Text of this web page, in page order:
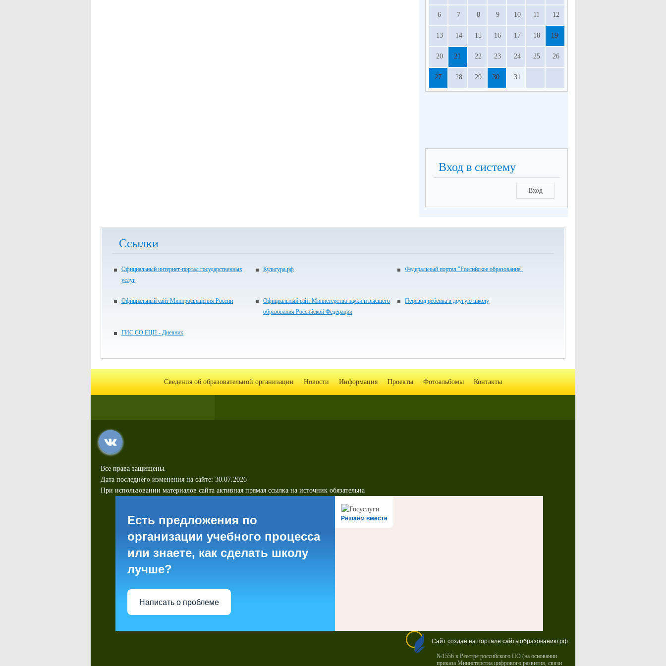
6 7 8 9 10 11 12
13 14 15 16 17 18 19
20 21 22 23 24 25 26
27 28 29 30 31
Вход в систему
Вход
Ссылки
Официальный интернет-портал государственных
услуг
Культура.рф Федеральный портал "Российское образование"
Официальный сайт Минпросвещения России
Официальный сайт Министерства науки и высшего
образования Российской Федерации
Перевод ребенка в другую школу
ГИС СО ЕЦП - Дневник
Сведения об образовательной организации Новости Информация Проекты Фотоальбомы Контакты
Все права защищены.
Дата последнего изменения на сайте: 30.07.2026
При использовании материалов сайта активная прямая ссылка на источник обязательна
Решаем вместе
Есть предложения по
организации учебного процесса
или знаете, как сделать школу
лучше?
Написать о проблеме
Сайт создан на портале сайтыобразованию.рф
№1556 в Реестре российского ПО (на основании
приказа Министерства цифрового развития, связи